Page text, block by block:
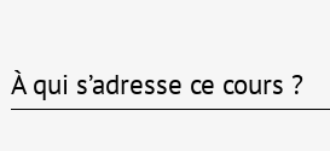
À qui s’adresse ce cours ?